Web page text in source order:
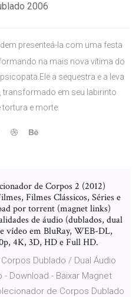
2006
presenteá-la com uma festa
na mais nova vítima do
a sequestra e a leva
transformado em seu labirinto
e morte.
de Corpos 2 (2012)
Filmes Clássicos, Séries e
por torrent (magnet links)
de áudio (dublados, dual
vídeo em BluRay, WEB-DL,
4K, 3D, HD e Full HD.
Dublado / Dual Áudio
- Download - Baixar Magnet
de Corpos Dublado